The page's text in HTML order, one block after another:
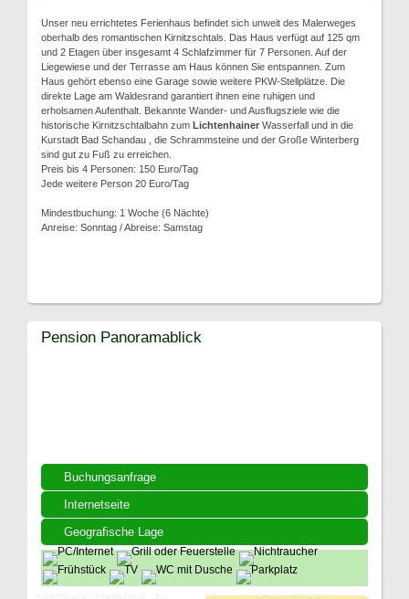
Unser neu errichtetes Ferienhaus befindet sich unweit des Malerweges
oberhalb des romantischen Kirnitzschtals. Das Haus verfügt auf 125 qm
und 2 Etagen über insgesamt 4 Schlafzimmer für 7 Personen. Auf der
Liegewiese und der Terrasse am Haus können Sie entspannen. Zum
Haus gehört ebenso eine Garage sowie weitere PKW-Stellplätze. Die
direkte Lage am Waldesrand garantiert ihnen eine ruhigen und
erholsamen Aufenthalt. Bekannte Wander- und Ausflugsziele wie die
historische Kirnitzschtalbahn zum Lichtenhainer Wasserfall und in die
Kurstadt Bad Schandau , die Schrammsteine und der Große Winterberg
sind gut zu Fuß zu erreichen.
Preis bis 4 Personen: 150 Euro/Tag
Jede weitere Person 20 Euro/Tag
Mindestbuchung: 1 Woche (6 Nächte)
Anreise: Sonntag / Abreise: Samstag
Buchungsanfrage
Internetseite
Geografische Lage
Pension Panoramablick